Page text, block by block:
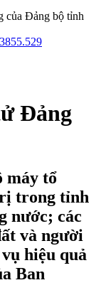
của Đảng bộ tỉnh
Đảng
máy tổ
trong tỉnh
nước; các
và người
hiệu quả
Ban